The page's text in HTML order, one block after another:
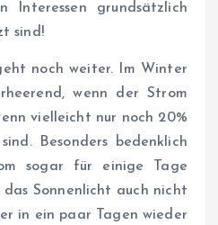
Interessen grundsätzlich
sind!
noch weiter. Im Winter
wenn der Strom
vielleicht nur noch 20%
Besonders bedenklich
sogar für einige Tage
Sonnenlicht auch nicht
in ein paar Tagen wieder